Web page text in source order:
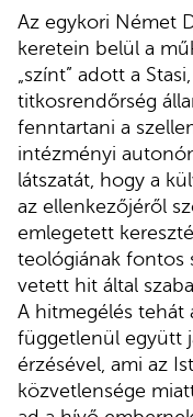
Az egykori Német
keretein belül a
„színt” adott a
titkosrendőrség
fenntartani a
intézményi
látszatát, hogy a
az ellenkezőjéről
emlegetett
teológiának fontos
vetett hit által
A hitmegélés tehát
függetlenül együtt
érzésével, ami az
közvetlensége